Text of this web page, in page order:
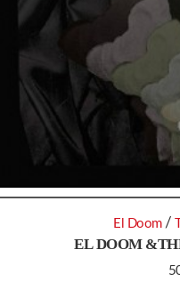
EL DOOM
El Doom /